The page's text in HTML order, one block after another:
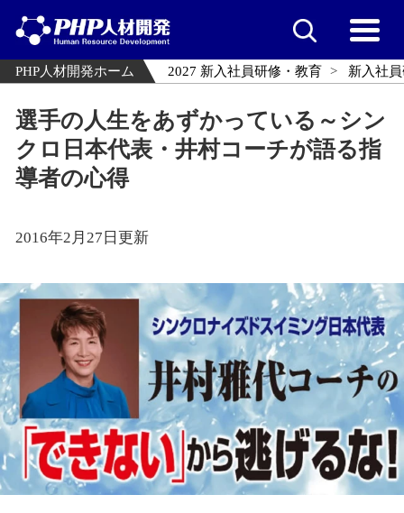
PHP人材開発ホーム 2027 新入社員研修・教育 新入社
選手の人生をあずかっている～シン
クロ日本代表・井村コーチが語る指
導者の心得
2016年2月27日更新